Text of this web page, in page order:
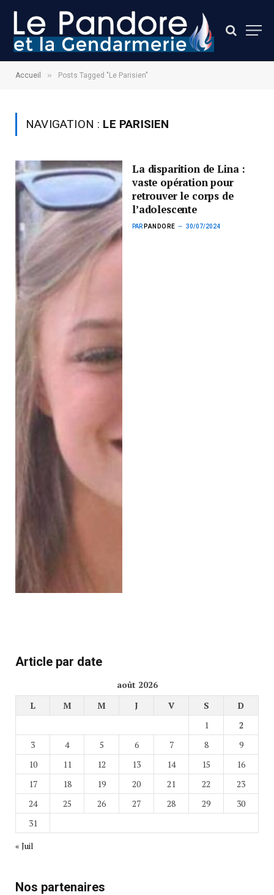
Accueil » Posts Tagged "Le Parisien"
NAVIGATION : LE PARISIEN
La disparition de Lina :
vaste opération pour
retrouver le corps de
l’adolescente
PAR PANDORE 30/07/2024
Article par date
août 2026
L
M M J V S
D
1
2
3
4 5 6 7 8
9
10
11 12 13 14 15
16
17
18 19 20 21 22
23
24
25 26 27 28 29
30
31
« Juil
Nos partenaires